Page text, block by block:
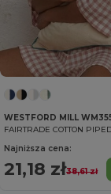
WESTFORD MILL
Najniższa cena:
21,18 zł38,61 zł